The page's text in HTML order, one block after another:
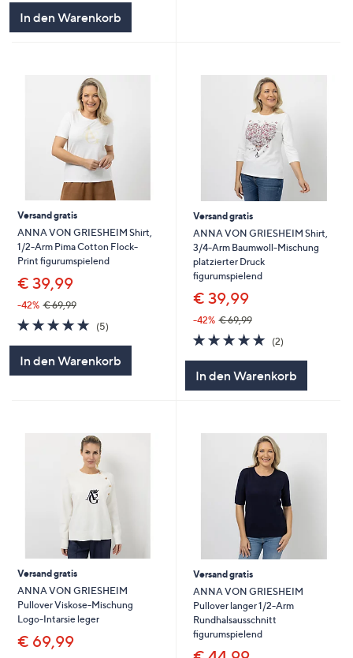
In den Warenkorb
Versand gratis
ANNA VON GRIESHEIM Shirt,
1/2-Arm Pima Cotton Flock-
Print figurumspielend
€ 39,99
-42% € 69,99
5.0
von
(5)5
In den Warenkorb
Versand gratis
ANNA VON GRIESHEIM Shirt,
3/4-Arm Baumwoll-Mischung
platzierter Druck
figurumspielend
€ 39,99
-42% € 69,99
5.0
von
(2)2
In den Warenkorb
Versand gratis
ANNA VON GRIESHEIM
Pullover Viskose-Mischung
Logo-Intarsie leger
€ 69,99
Versand gratis
ANNA VON GRIESHEIM
Pullover langer 1/2-Arm
Rundhalsausschnitt
figurumspielend